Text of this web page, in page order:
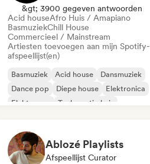
&gt; 3900 gegeven antwoorden
Acid houseAfro Huis / Amapiano
BasmuziekChill House
Commercieel / Mainstream
Artiesten toevoegen aan mijn Spotify-
afspeellijst(en)
Basmuziek Acid house
Dansmuziek
Dance pop
Diepe house
Elektronica
Elektropop
Toekomstig huis
Ablozé Playlists
Afspeellijst Curator